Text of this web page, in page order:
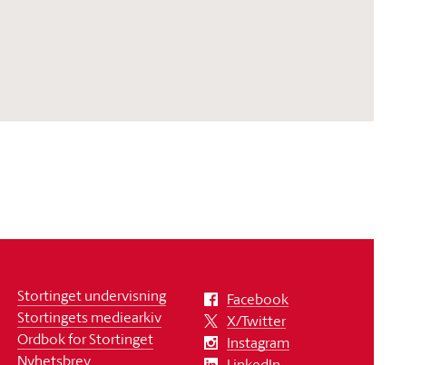
Stortinget undervisning
Stortingets mediearkiv
Ordbok for Stortinget
Nyhetsbrev
Facebook
X/Twitter
Instagram